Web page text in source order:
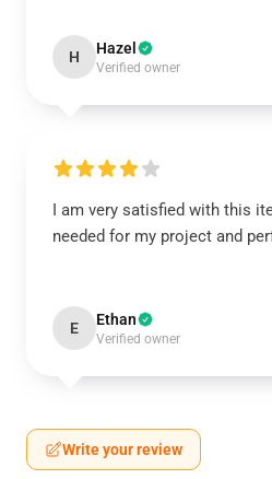
H Hazel
Verified owner
I am very satisfied with this
needed for my project and
E Ethan
Verified owner
Write your review